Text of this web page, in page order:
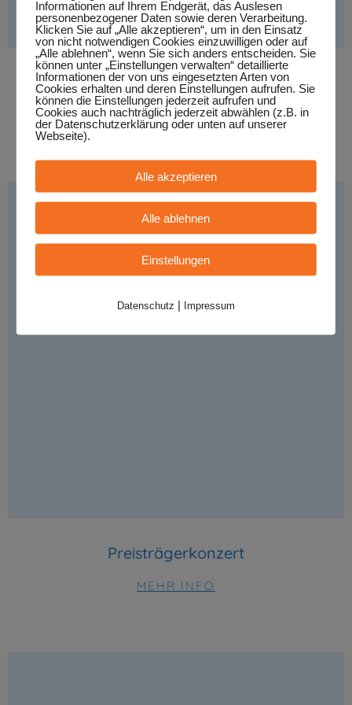
Cris Cosmo
Stil:- Singer/Songwriter/Folk, Land: - Deutschland
Preisträgerkonzert
MEHR INFO
Informationen auf Ihrem Endgerät, das Auslesen
personenbezogener Daten sowie deren Verarbeitung.
Klicken Sie auf „Alle akzeptieren“, um in den Einsatz
von nicht notwendigen Cookies einzuwilligen oder auf
„Alle ablehnen“, wenn Sie sich anders entscheiden. Sie
können unter „Einstellungen verwalten“ detaillierte
Informationen der von uns eingesetzten Arten von
Cookies erhalten und deren Einstellungen aufrufen. Sie
können die Einstellungen jederzeit aufrufen und
Cookies auch nachträglich jederzeit abwählen (z.B. in
der Datenschutzerklärung oder unten auf unserer
Webseite).
Alle akzeptieren
Alle ablehnen
Einstellungen
Datenschutz | Impressum